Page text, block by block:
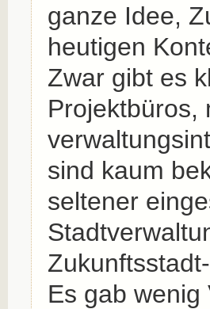
ganze Idee,
heutigen
Zwar gibt es
Projektbüros,
sind kaum
seltener
Es gab wenig